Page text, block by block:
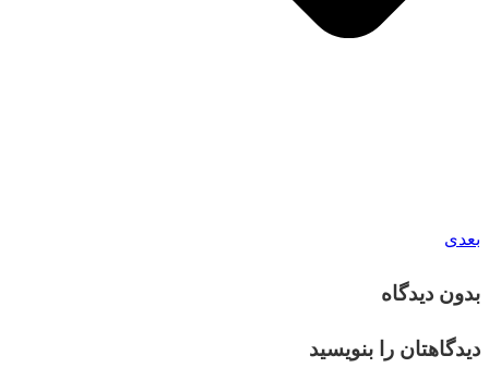
بعدی
بدون دیدگاه
دیدگاهتان را بنویسید